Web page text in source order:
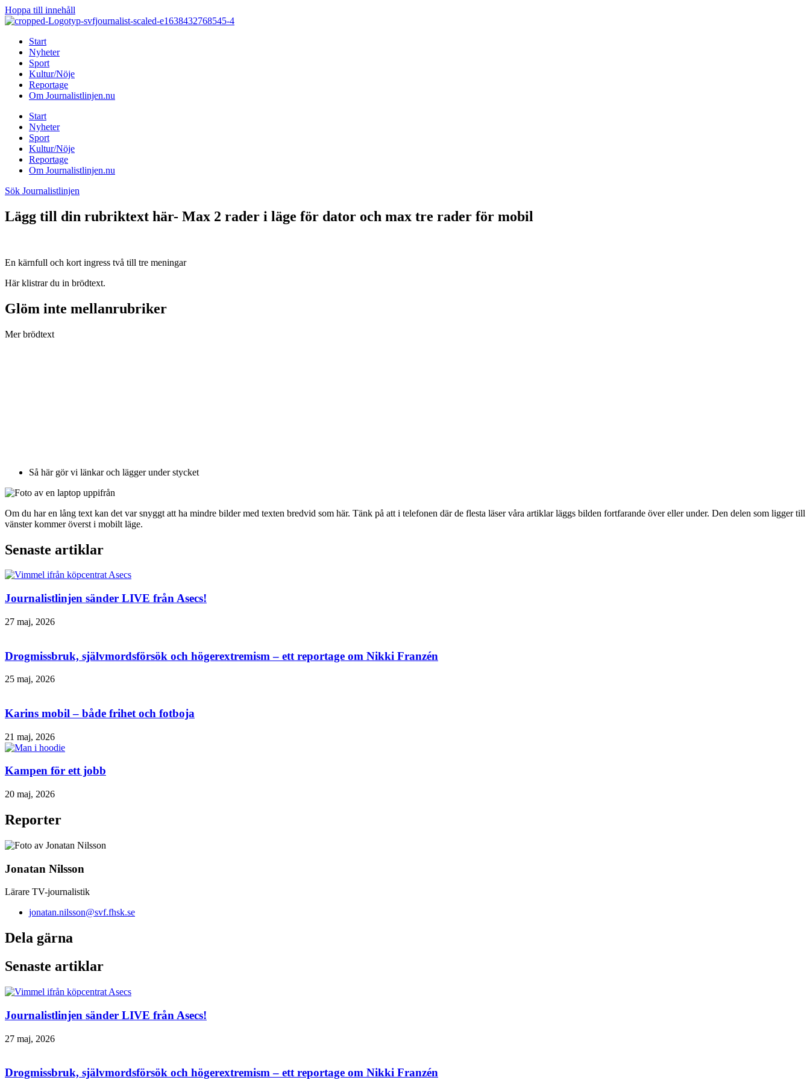
Hoppa till innehåll
Start
Nyheter
Sport
Kultur/Nöje
Reportage
Om Journalistlinjen.nu
Start
Nyheter
Sport
Kultur/Nöje
Reportage
Om Journalistlinjen.nu
Sök Journalistlinjen
Lägg till din rubriktext här- Max 2 rader i läge för dator och max tre rader för mobil
En kärnfull och kort ingress två till tre meningar
Här klistrar du in brödtext.
Glöm inte mellanrubriker
Mer brödtext
Så här gör vi länkar och lägger under stycket
Om du har en lång text kan det var snyggt att ha mindre bilder med texten bredvid som här. Tänk på att i telefonen där de flesta läser våra artiklar läggs bilden fortfarande över eller under. Den delen som ligger till
vänster kommer överst i mobilt läge.
Senaste artiklar
Journalistlinjen sänder LIVE från Asecs!
27 maj, 2026
Drogmissbruk, självmordsförsök och högerextremism – ett reportage om Nikki Franzén
25 maj, 2026
Karins mobil – både frihet och fotboja
21 maj, 2026
Kampen för ett jobb
20 maj, 2026
Reporter
Jonatan Nilsson
Lärare TV-journalistik
jonatan.nilsson@svf.fhsk.se
Dela gärna
Senaste artiklar
Journalistlinjen sänder LIVE från Asecs!
27 maj, 2026
Drogmissbruk, självmordsförsök och högerextremism – ett reportage om Nikki Franzén